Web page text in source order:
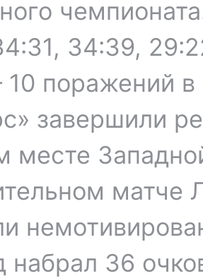
34:39,
10 поражений
завершили
месте
матче
набрал 36